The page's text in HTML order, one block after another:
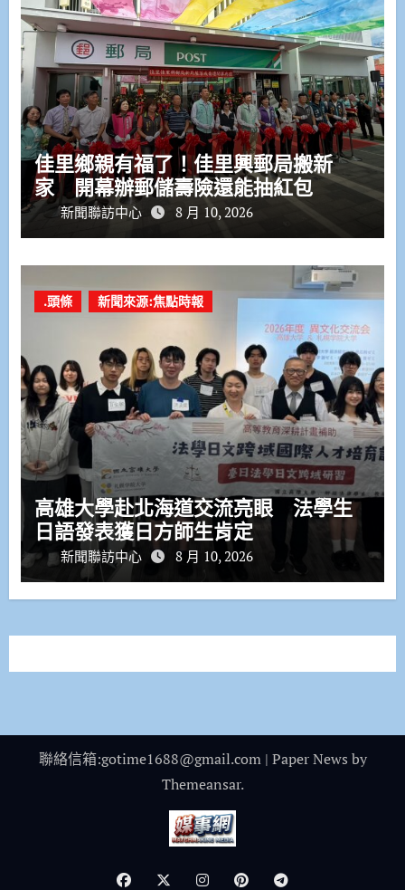
佳里鄉親有福了！佳里興郵局搬新
家 開幕辦郵儲壽險還能抽紅包
新聞聯訪中心 8 月 10, 2026
.頭條 新聞來源:焦點時報
高雄大學赴北海道交流亮眼 法學生
日語發表獲日方師生肯定
新聞聯訪中心 8 月 10, 2026
聯絡信箱:gotime1688@gmail.com | Paper News by
Themeansar.